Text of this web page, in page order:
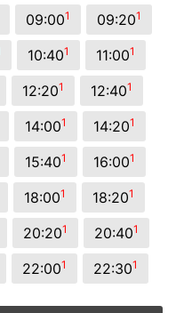
09:001 09:201
10:401 11:001
12:201 12:401
14:001 14:201
15:401 16:001
18:001 18:201
20:201 20:401
22:001 22:301